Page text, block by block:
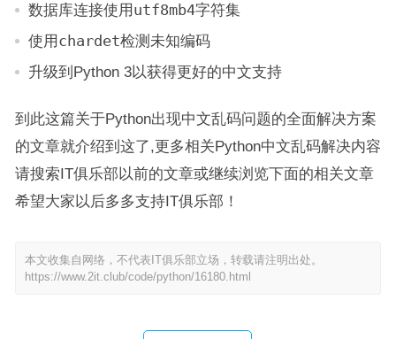
数据库连接使用 utf8mb4字符集
使用 chardet检测未知编码
升级到Python 3以获得更好的中文支持
到此这篇关于Python出现中文乱码问题的全面解决方案
的文章就介绍到这了,更多相关Python中文乱码解决内容
请搜索IT俱乐部以前的文章或继续浏览下面的相关文章
希望大家以后多多支持IT俱乐部！
本文收集自网络，不代表IT俱乐部立场，转载请注明出处。
https://www.2it.club/code/python/16180.html